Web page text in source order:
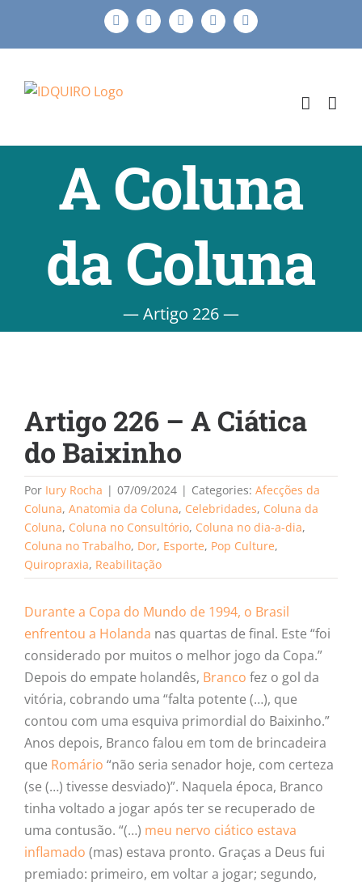
o
FacebookInstagram
X LinkedIn
E-
A Coluna
da Coluna
— Artigo 226 —
Artigo 226 – A Ciática
do Baixinho
Por Iury Rocha | 07/09/2024 | Categories: Afecções da
Coluna, Anatomia da Coluna, Celebridades, Coluna da
Coluna, Coluna no Consultório, Coluna no dia-a-dia,
Coluna no Trabalho, Dor, Esporte, Pop Culture,
Quiropraxia, Reabilitação
Durante a Copa do Mundo de 1994, o Brasil
enfrentou a Holanda nas quartas de final. Este “foi
considerado por muitos o melhor jogo da Copa.”
Depois do empate holandês, Branco fez o gol da
vitória, cobrando uma “falta potente (…), que
contou com uma esquiva primordial do Baixinho.”
Anos depois, Branco falou em tom de brincadeira
que Romário “não seria senador hoje, com certeza
(se (…) tivesse desviado)”. Naquela época, Branco
tinha voltado a jogar após ter se recuperado de
uma contusão. “(…) meu nervo ciático estava
inflamado (mas) estava pronto. Graças a Deus fui
premiado: primeiro, em voltar a jogar; segundo,